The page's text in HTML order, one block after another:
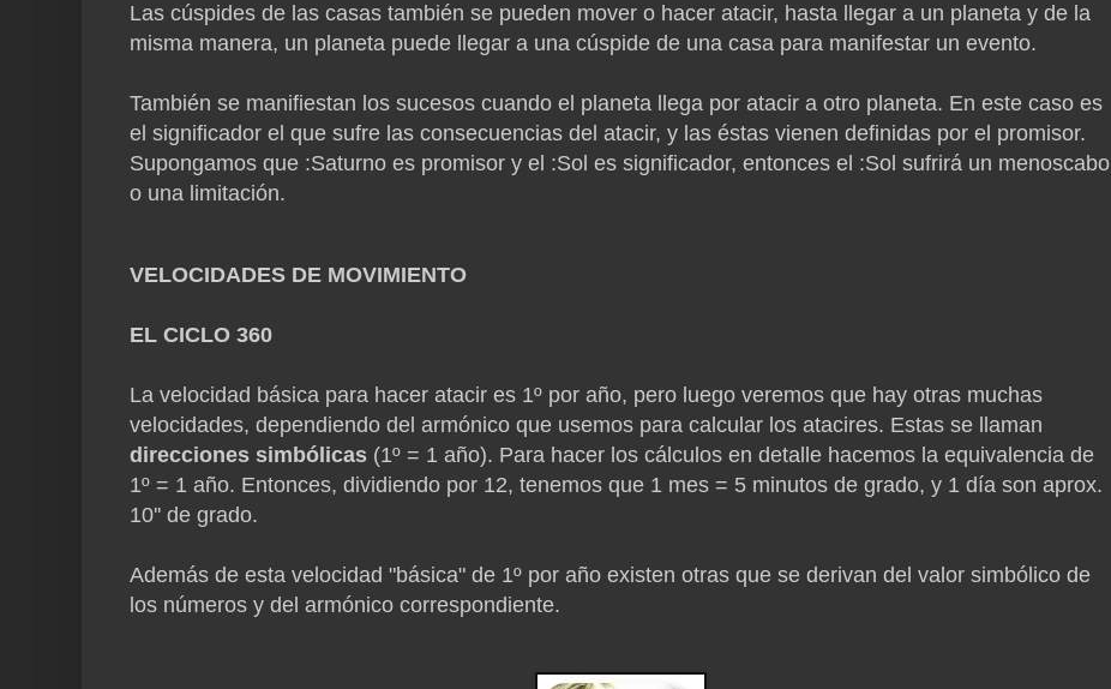
Las cúspides de las casas también se pueden mover o hacer atacir, hasta llegar a un planeta y de la
misma manera, un planeta puede llegar a una cúspide de una casa para manifestar un evento.
También se manifiestan los sucesos cuando el planeta llega por atacir a otro planeta. En este caso es
el significador el que sufre las consecuencias del atacir, y las éstas vienen definidas por el promisor.
Supongamos que :Saturno es promisor y el :Sol es significador, entonces el :Sol sufrirá un menoscabo
o una limitación.
VELOCIDADES DE MOVIMIENTO
EL CICLO 360
La velocidad básica para hacer atacir es 1º por año, pero luego veremos que hay otras muchas
velocidades, dependiendo del armónico que usemos para calcular los atacires. Estas se llaman
direcciones simbólicas (1º = 1 año). Para hacer los cálculos en detalle hacemos la equivalencia de
1º = 1 año. Entonces, dividiendo por 12, tenemos que 1 mes = 5 minutos de grado, y 1 día son aprox.
10'' de grado.
Además de esta velocidad "básica" de 1º por año existen otras que se derivan del valor simbólico de
los números y del armónico correspondiente.